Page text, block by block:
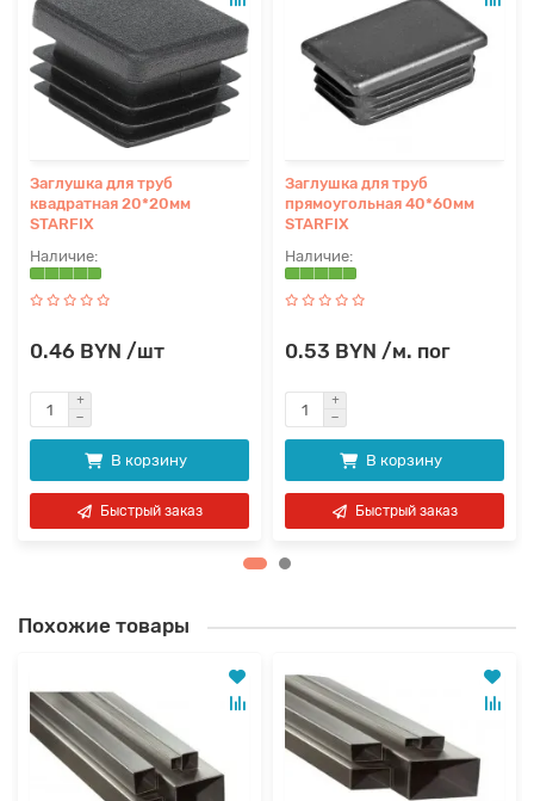
Заглушка для труб
квадратная 20*20мм
STARFIX
0.46 BYN /шт
В корзину
Быстрый заказ
Заглушка для труб
прямоугольная 40*60мм
STARFIX
0.53 BYN /м. пог
В корзину
Быстрый заказ
Похожие товары